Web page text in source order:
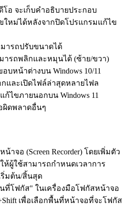
อ จะเก็บคำอธิบายประกอบ
ใหม่ได้หลังจากปิดโปรแกรมแก้ไข
ารถปรับขนาดได้
ารถพลิกและหมุนได้ (ซ้าย/ขวา)
บหน้าต่างบน Windows 10/11
กและเปิดไฟล์ล่าสุดหลายไฟล
ก้ไขภายนอกบน Windows 11
ผิดพลาดอื่นๆ
จอ (Screen Recorder) โดยเพิ่มตัว
ห้ผู้ใช้สามารถกำหนดเวลาการ
ริ่มต้น/สิ้นสุด
ที่โฟกัส" ในเครื่องมือโฟกัสหน้าจอ
เพื่อเลือกพื้นที่หน้าจอที่จะโฟกัส